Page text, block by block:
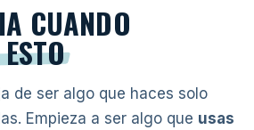
CUANDO
de ser algo que haces solo
Empieza a ser algo que usas